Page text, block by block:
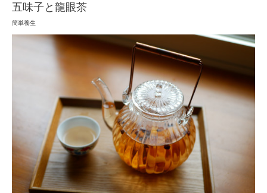
五味子と龍眼茶
簡単養生